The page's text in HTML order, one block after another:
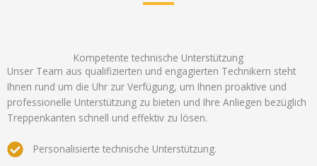
Kompetente technische Unterstützung
Unser Team aus qualifizierten und engagierten Technikern steht
Ihnen rund um die Uhr zur Verfügung, um Ihnen proaktive und
professionelle Unterstützung zu bieten und Ihre Anliegen bezüglich
Treppenkanten schnell und effektiv zu lösen.
Personalisierte technische Unterstützung.